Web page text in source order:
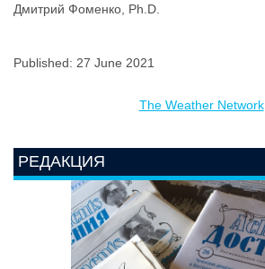
Дмитрий Фоменко, Ph.D.
Published: 27 June 2021
The Weather Network
РЕДАКЦИЯ